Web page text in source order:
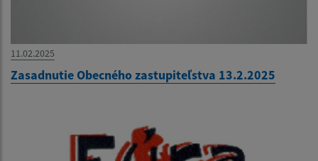
11.02.2025
Zasadnutie Obecného zastupiteľstva 13.2.2025